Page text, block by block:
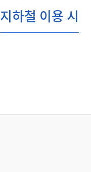
지하철 이용 시